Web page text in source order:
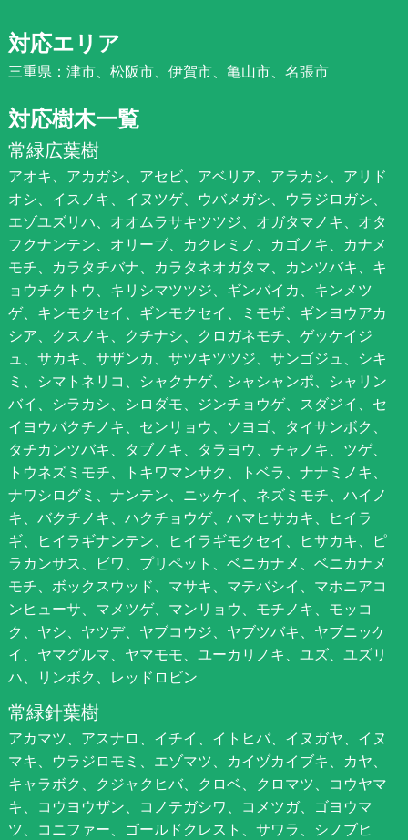
対応エリア
三重県：津市、松阪市、伊賀市、亀山市、名張市
対応樹木一覧
常緑広葉樹
アオキ、アカガシ、アセビ、アベリア、アラカシ、アリド
オシ、イスノキ、イヌツゲ、ウバメガシ、ウラジロガシ、
エゾユズリハ、オオムラサキツツジ、オガタマノキ、オタ
フクナンテン、オリーブ、カクレミノ、カゴノキ、カナメ
モチ、カラタチバナ、カラタネオガタマ、カンツバキ、キ
ョウチクトウ、キリシマツツジ、ギンバイカ、キンメツ
ゲ、キンモクセイ、ギンモクセイ、ミモザ、ギンヨウアカ
シア、クスノキ、クチナシ、クロガネモチ、ゲッケイジ
ュ、サカキ、サザンカ、サツキツツジ、サンゴジュ、シキ
ミ、シマトネリコ、シャクナゲ、シャシャンポ、シャリン
バイ、シラカシ、シロダモ、ジンチョウゲ、スダジイ、セ
イヨウバクチノキ、センリョウ、ソヨゴ、タイサンボク、
タチカンツバキ、タブノキ、タラヨウ、チャノキ、ツゲ、
トウネズミモチ、トキワマンサク、トベラ、ナナミノキ、
ナワシログミ、ナンテン、ニッケイ、ネズミモチ、ハイノ
キ、バクチノキ、ハクチョウゲ、ハマヒサカキ、ヒイラ
ギ、ヒイラギナンテン、ヒイラギモクセイ、ヒサカキ、ピ
ラカンサス、ビワ、プリペット、ベニカナメ、ベニカナメ
モチ、ボックスウッド、マサキ、マテバシイ、マホニアコ
ンヒューサ、マメツゲ、マンリョウ、モチノキ、モッコ
ク、ヤシ、ヤツデ、ヤブコウジ、ヤブツバキ、ヤブニッケ
イ、ヤマグルマ、ヤマモモ、ユーカリノキ、ユズ、ユズリ
ハ、リンボク、レッドロビン
常緑針葉樹
アカマツ、アスナロ、イチイ、イトヒバ、イヌガヤ、イヌ
マキ、ウラジロモミ、エゾマツ、カイヅカイブキ、カヤ、
キャラボク、クジャクヒバ、クロベ、クロマツ、コウヤマ
キ、コウヨウザン、コノテガシワ、コメツガ、ゴヨウマ
ツ、コニファー、ゴールドクレスト、サワラ、シノブヒ